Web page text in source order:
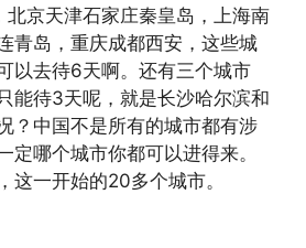
北京天津石家庄秦皇岛，上海南
青岛，重庆成都西安，这些城
以去待6天啊。还有三个城市
能待3天呢，就是长沙哈尔滨和
？中国不是所有的城市都有涉
定哪个城市你都可以进得来。
这一开始的20多个城市。